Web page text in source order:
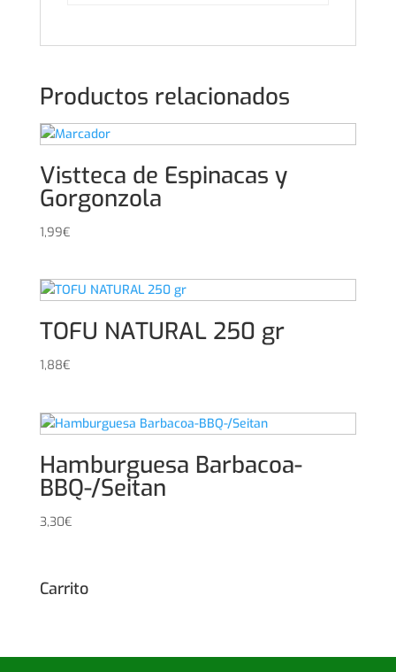
Productos relacionados
Vistteca de Espinacas y
Gorgonzola
1,99€
TOFU NATURAL 250 gr
1,88€
Hamburguesa Barbacoa-
BBQ-/Seitan
3,30€
Carrito